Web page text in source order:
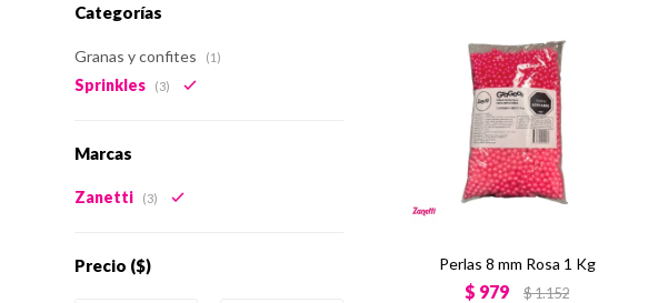
Perlas 8 mm Rosa 1 Kg
$ 979 $1.152
Categorías
Granas y confites (1)
Sprinkles (3)
Marcas
Zanetti (3)
Precio ($)